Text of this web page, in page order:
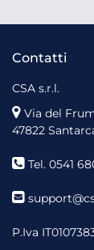
Contatti
CSA s.r.l.
Via del
47822
Tel. 0541
P.Iva